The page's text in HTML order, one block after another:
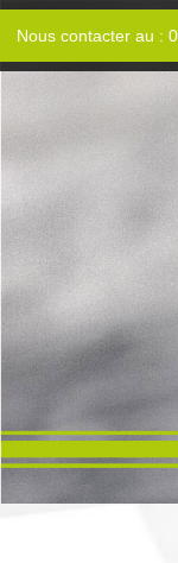
Nous contacter au :